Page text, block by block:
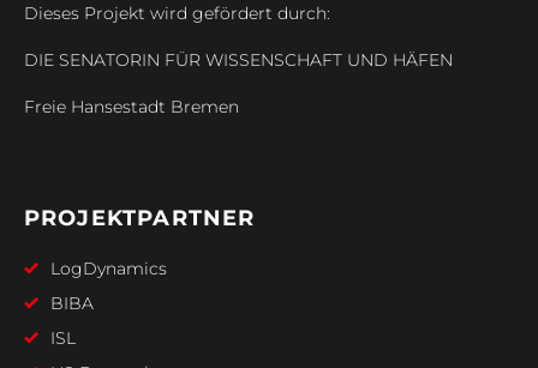
Dieses Projekt wird gefördert durch:
DIE SENATORIN FÜR WISSENSCHAFT UND HÄFEN
Freie Hansestadt Bremen
PROJEKTPARTNER
LogDynamics
BIBA
ISL